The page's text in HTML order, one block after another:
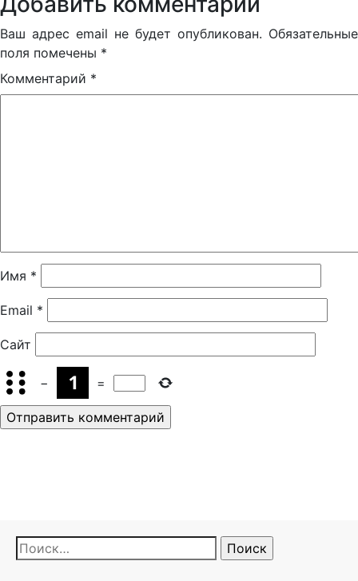
Ваш адрес email не будет опубликован. Обязательные
поля помечены *
Комментарий *
Имя *
Email *
Сайт
− =
Найти: